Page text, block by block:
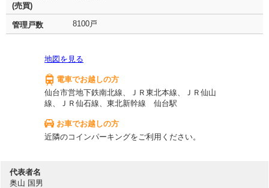
(売買)
管理戸数 8100戸
地図を見る
電車でお越しの方
仙台市営地下鉄南北線、ＪＲ東北本線、ＪＲ仙山
線、ＪＲ仙石線、東北新幹線 仙台駅
お車でお越しの方
近隣のコインパーキングをご利用ください。
代表者名
奥山 国男